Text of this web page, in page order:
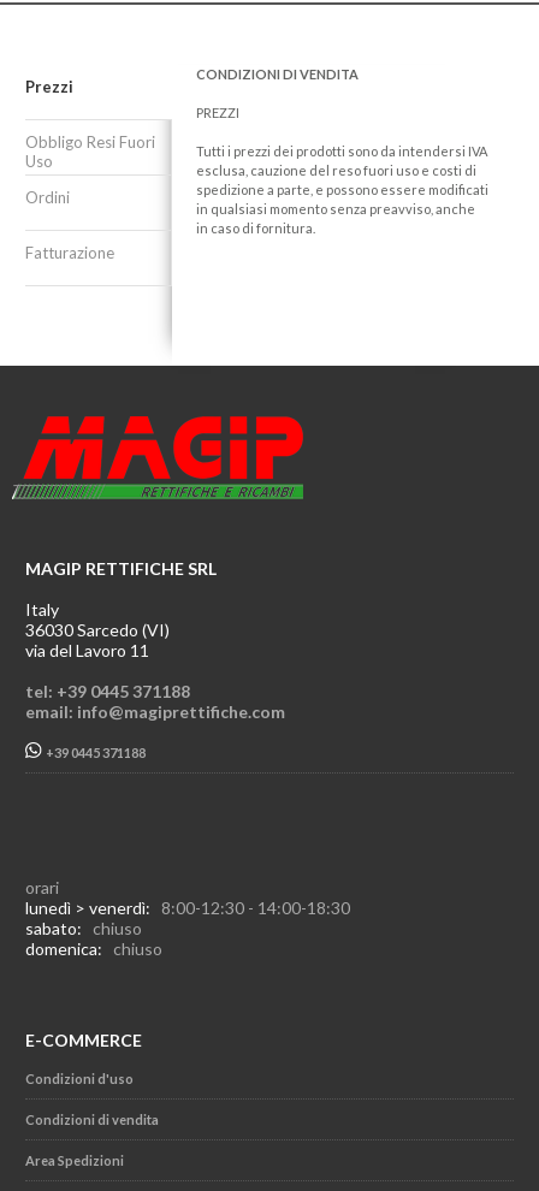
Prezzi
Obbligo Resi Fuori
Uso
Ordini
Fatturazione
CONDIZIONI DI VENDITA
PREZZI
Tutti i prezzi dei prodotti sono da intendersi IVA
esclusa, cauzione del reso fuori uso e costi di
spedizione a parte, e possono essere modificati
in qualsiasi momento senza preavviso, anche
in caso di fornitura.
MAGIP RETTIFICHE SRL
Italy
36030 Sarcedo (VI)
via del Lavoro 11
tel: +39 0445 371188
email: info@magiprettifiche.com
+39 0445 371188
orari
lunedì > venerdì: 8:00-12:30 - 14:00-18:30
sabato: chiuso
domenica: chiuso
E-COMMERCE
Condizioni d'uso
Condizioni di vendita
Area Spedizioni